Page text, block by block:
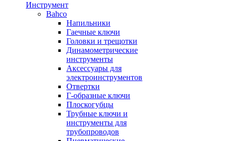
Инструмент
Bahco
Напильники
Гаечные ключи
Головки и трещотки
Динамометрические
инструменты
Аксессуары для
электроинструментов
Отвертки
Г-образные ключи
Плоскогубцы
Трубные ключи и
инструменты для
трубопроводов